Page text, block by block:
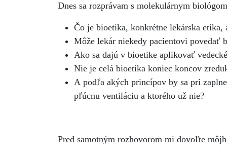
Dnes sa rozprávam s molekulárnym
Čo je bioetika, konkrétne lekárska
Môže lekár niekedy pacientovi povedať
Ako sa dajú v bioetike aplikovať
Nie je celá bioetika koniec koncov
A podľa akých princípov by sa pri
pľúcnu ventiláciu a ktorého už nie?
Pred samotným rozhovorom mi dovoľte